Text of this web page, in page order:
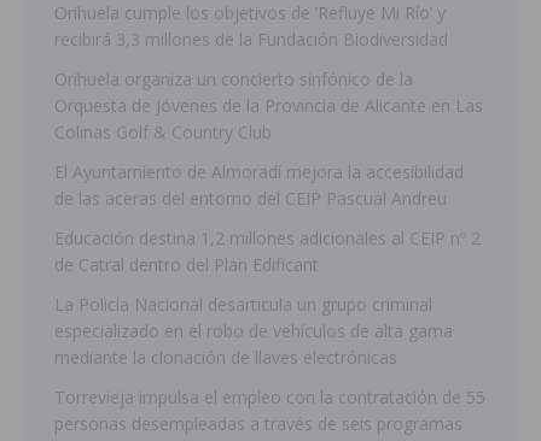
Orihuela cumple los objetivos de ‘Refluye Mi Río’ y
recibirá 3,3 millones de la Fundación Biodiversidad
Orihuela organiza un concierto sinfónico de la
Orquesta de Jóvenes de la Provincia de Alicante en Las
Colinas Golf & Country Club
El Ayuntamiento de Almoradí mejora la accesibilidad
de las aceras del entorno del CEIP Pascual Andreu
Educación destina 1,2 millones adicionales al CEIP nº 2
de Catral dentro del Plan Edificant
La Policía Nacional desarticula un grupo criminal
especializado en el robo de vehículos de alta gama
mediante la clonación de llaves electrónicas
Torrevieja impulsa el empleo con la contratación de 55
personas desempleadas a través de seis programas